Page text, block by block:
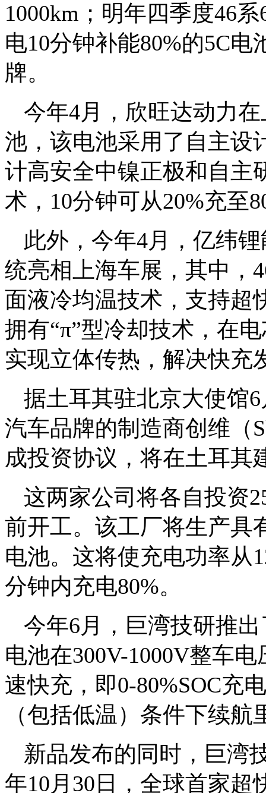
1000km；明年四季度46
电10分钟补能80%的5C
牌。
今年4月，欣旺达动力
池，该电池采用了自主设
计高安全中镍正极和自主
术，10分钟可从20%充至
此外，今年4月，亿纬
统亮相上海车展，其中，
面液冷均温技术，支持超
拥有“π”型冷却技术，在
实现立体传热，解决快充
据土耳其驻北京大使馆
汽车品牌的制造商创维（
成投资协议，将在土耳其
这两家公司将各自投资
前开工。该工厂将生产具
电池。这将使充电功率从
分钟内充电80%。
今年6月，巨湾技研推
电池在300V-1000V整车
速快充，即0-80%SOC充
（包括低温）条件下续航
新品发布的同时，巨湾
年10月30日，全球首家